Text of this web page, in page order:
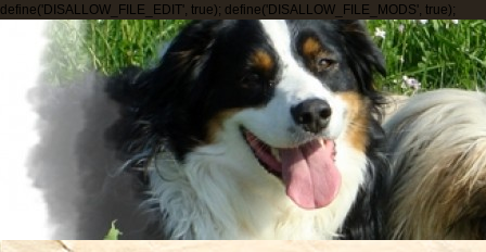
define('DISALLOW_FILE_EDIT', true); define('DISALLOW_FILE_MODS', true);